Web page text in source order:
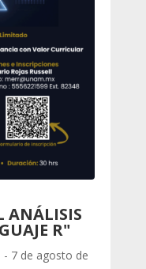
ANÁLISIS
R"
7 de agosto de